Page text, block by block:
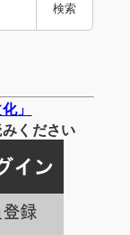
検索
」
ください